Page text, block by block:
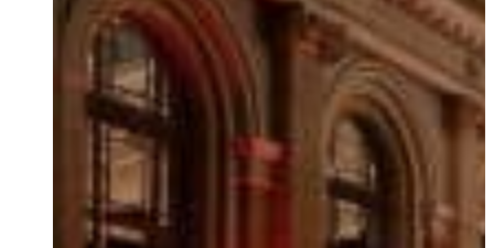
Hungarian
Portuguese
Ukrainian